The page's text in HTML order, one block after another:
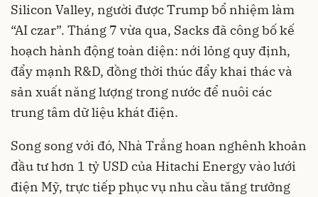
Silicon Valley, người được Trump bổ nhiệm làm
“AI czar”. Tháng 7 vừa qua, Sacks đã công bố kế
hoạch hành động toàn diện: nới lỏng quy định,
đẩy mạnh R&D, đồng thời thúc đẩy khai thác và
sản xuất năng lượng trong nước để nuôi các
trung tâm dữ liệu khát điện.
Song song với đó, Nhà Trắng hoan nghênh khoản
đầu tư hơn 1 tỷ USD của Hitachi Energy vào lưới
điện Mỹ, trực tiếp phục vụ nhu cầu tăng trưởng